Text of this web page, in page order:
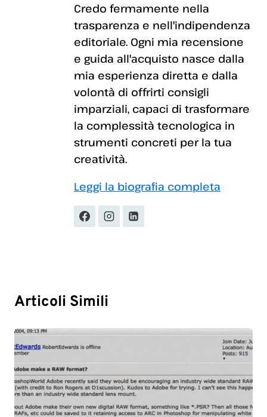
Credo fermamente nella
trasparenza e nell'indipendenza
editoriale. Ogni mia recensione
e guida all'acquisto nasce dalla
mia esperienza diretta e dalla
volontà di offrirti consigli
imparziali, capaci di trasformare
la complessità tecnologica in
strumenti concreti per la tua
creatività.
Leggi la biografia completa
Articoli Simili